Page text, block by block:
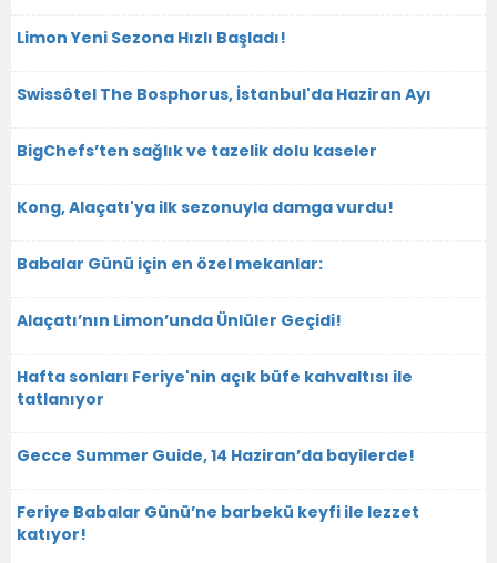
Limon Yeni Sezona Hızlı Başladı!
Swissôtel The Bosphorus, İstanbul'da Haziran Ayı
BigChefs’ten sağlık ve tazelik dolu kaseler
Kong, Alaçatı'ya ilk sezonuyla damga vurdu!
Babalar Günü için en özel mekanlar:
Alaçatı’nın Limon’unda Ünlüler Geçidi!
Hafta sonları Feriye'nin açık büfe kahvaltısı ile
tatlanıyor
Gecce Summer Guide, 14 Haziran’da bayilerde!
Feriye Babalar Günü’ne barbekü keyfi ile lezzet
katıyor!